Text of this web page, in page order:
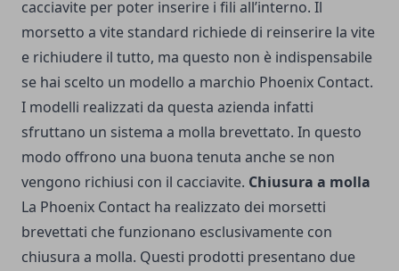
cacciavite per poter inserire i fili all’interno. Il
morsetto a vite standard richiede di reinserire la vite
e richiudere il tutto, ma questo non è indispensabile
se hai scelto un modello a marchio Phoenix Contact.
I modelli realizzati da questa azienda infatti
sfruttano un sistema a molla brevettato. In questo
modo offrono una buona tenuta anche se non
vengono richiusi con il cacciavite. Chiusura a molla
La Phoenix Contact ha realizzato dei morsetti
brevettati che funzionano esclusivamente con
chiusura a molla. Questi prodotti presentano due